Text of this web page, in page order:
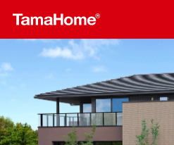
店舗検索 カタログ
注文住宅